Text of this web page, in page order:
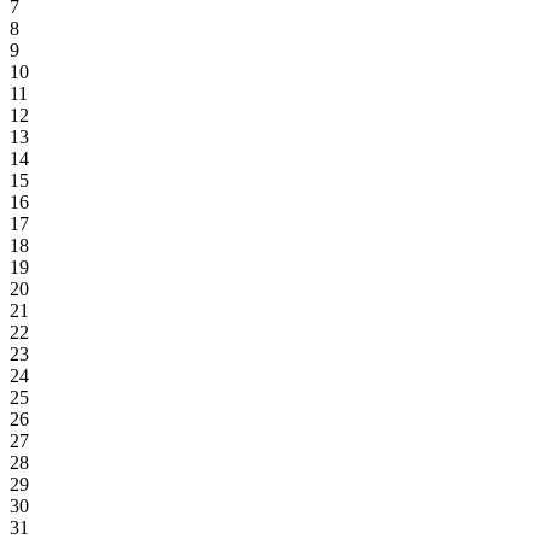
7
8
9
10
11
12
13
14
15
16
17
18
19
20
21
22
23
24
25
26
27
28
29
30
31